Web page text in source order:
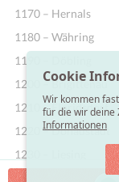
1170 – Hernals
1180 – Währing
1190 – Döbling
1200 – Brigittenau
1210 – Floridsdorf
1220 – Donaustadt
1230 – Liesing
Cookie
Wir kommen
für die wir deine
Informationen